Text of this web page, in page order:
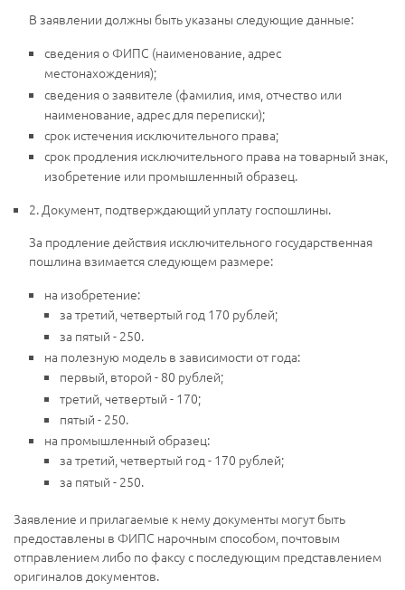
В заявлении должны быть указаны следующие данные:
сведения о ФИПС (наименование, адрес
местонахождения);
сведения о заявителе (фамилия, имя, отчество или
наименование, адрес для переписки);
срок истечения исключительного права;
срок продления исключительного права на товарный знак,
изобретение или промышленный образец.
2. Документ, подтверждающий уплату госпошлины.
За продление действия исключительного государственная
пошлина взимается следующем размере:
на изобретение:
за третий, четвертый год 170 рублей;
за пятый - 250.
на полезную модель в зависимости от года:
первый, второй - 80 рублей;
третий, четвертый - 170;
пятый - 250.
на промышленный образец:
за третий, четвертый год - 170 рублей;
за пятый - 250.
Заявление и прилагаемые к нему документы могут быть
предоставлены в ФИПС нарочным способом, почтовым
отправлением либо по факсу с последующим представлением
оригиналов документов.